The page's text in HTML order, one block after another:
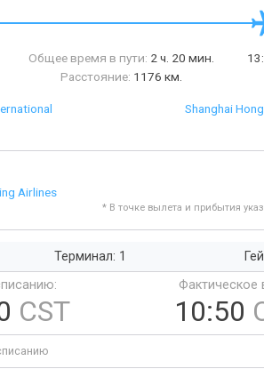
Общее время в пути: 2 ч. 20 мин.
Расстояние: 1176 км.
Shanghai
Airlines
* В точке вылета и прибытия
Терминал: 1
CST
Фактическое
10:50